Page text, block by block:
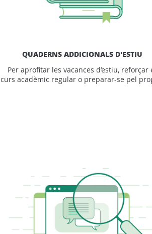
QUADERNS ADDICIONALS D'ESTIU
Per aprofitar les vacances d’estiu, reforçar
curs acadèmic regular o preparar-se pel